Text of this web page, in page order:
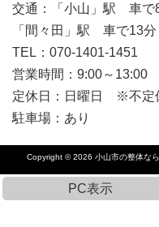
交通：「小山」駅 車で
「間々田」駅 車で13分
TEL：070-1401-1451
営業時間：9:00～13:00
定休日：日曜日 ※不定
駐車場：あり
Copyright © 2026 小山市の整体な
PC表示